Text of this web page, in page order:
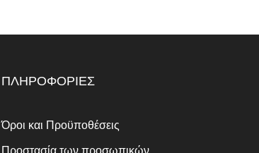
ΠΛΗΡΟΦΟΡΙΕΣ
Όροι και Προϋποθέσεις